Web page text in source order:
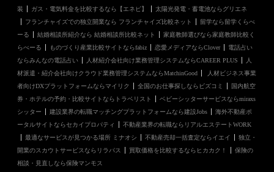
装
ガス・電気料金を比較するなら【エネピ】
太陽光発電・蓄電池ならグリエネ
フランチャイズでの独立開業なら フランチャイズ比較ネット
留学なら留学くらべ
ーる
結婚相談所紹介なら 結婚相談所比較ネット
家庭教師選びなら家庭教師比較く
らべーる
ものづくり産業比較サイトならfabiz 恋愛メディアならClover
電話占い
ならみんなの電話占い
人材紹介会社向け業務管理システムならCAREER PLUS
人
材派遣・紹介会社向けクラウド業務管理システムならMatchinGood
人材ビジネス事業
者向けDXプラットフォームならマイリク
全国のお仕事探しならビズコミ
国内航空
券・ホテルの予約・比較サイトならトラベリスト
ベビーシッターサービスならmiraxs
シッター
建設業界の転職マッチングプラットフォームなら建設Jobs
海外不動産ポ
ータルサイトならセカイプロパティ
不動産業界の転職ならリアルエステートWORK
最適なサービスが見つかる場所 ミナオシ
不動産売却一括査定ならイエイ
独立・
開業のスカウトサービスならリラパス
買取価格を比較するならヒカカク！
保険の
相談・見直しなら保険マンモス